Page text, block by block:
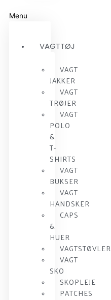
Menu
VAGTTØJ
VAGT
JAKKER
VAGT
TRØJER
VAGT
POLO
&
T-
SHIRTS
VAGT
BUKSER
VAGT
HANDSKER
CAPS
&
HUER
VAGTSTØVLER
VAGT
SKO
SKOPLEJE
PATCHES